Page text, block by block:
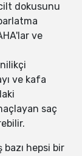
dokusunu
ve
ve kafa
saç
hepsi bir